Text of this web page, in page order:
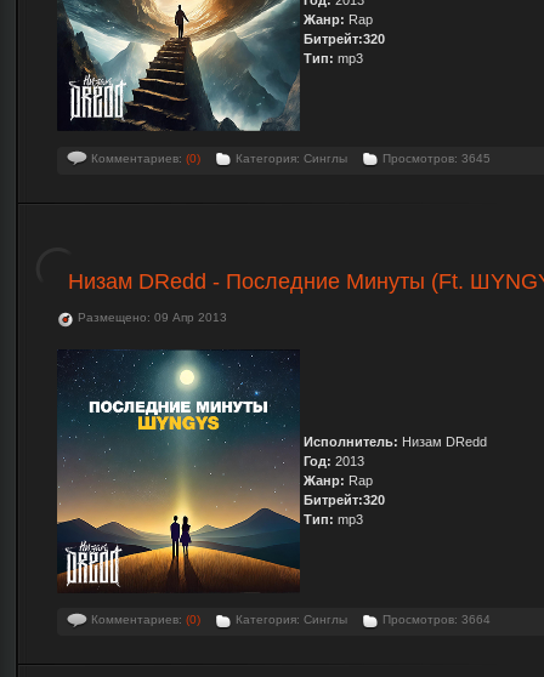
Жанр: Rap
Битрейт:320
Тип: mp3
Комментариев: (0) Категория: Синглы Просмотров: 3645
Низам DRedd - Последние Минуты (Ft.
Размещено: 09 Апр 2013
Исполнитель: Низам DRedd
Год: 2013
Жанр: Rap
Битрейт:320
Тип: mp3
Комментариев: (0) Категория: Синглы Просмотров: 3664